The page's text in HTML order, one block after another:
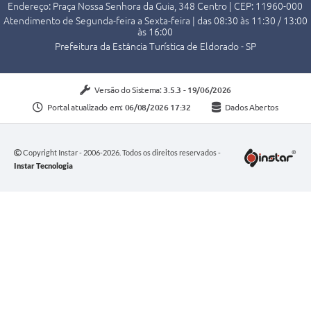
Endereço: Praça Nossa Senhora da Guia, 348 Centro | CEP: 11960-000
Atendimento de Segunda-feira a Sexta-feira | das 08:30 às 11:30 / 13:00
às 16:00
Prefeitura da Estância Turística de Eldorado - SP
Versão do Sistema: 3.5.3 - 19/06/2026
Portal atualizado em: 06/08/2026 17:32 Dados Abertos
Copyright Instar - 2006-2026. Todos os direitos reservados -
Instar Tecnologia